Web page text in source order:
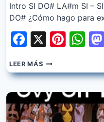
Intro SI DO#
DO# ¿Cómo hago para
Facebook
X
LEER MÁSMARIA
BECERRA,
DANNY
–
NO
ERES